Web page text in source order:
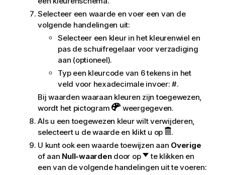
Selecteer een waarde en voer een van de
volgende handelingen uit:
Selecteer een kleur in het kleurenwiel en
pas de schuifregelaar voor verzadiging
aan (optioneel).
Typ een kleurcode van 6 tekens in het
veld voor hexadecimale invoer: #.
Bij waarden waaraan kleuren zijn toegewezen,
wordt het pictogram
weergegeven.
Als u een toegewezen kleur wilt verwijderen,
selecteert u de waarde en klikt u op
.
U kunt ook een waarde toewijzen aan Overige
of aan Null-waardendoor op
te klikken en
een van de volgende handelingen uit te voeren: